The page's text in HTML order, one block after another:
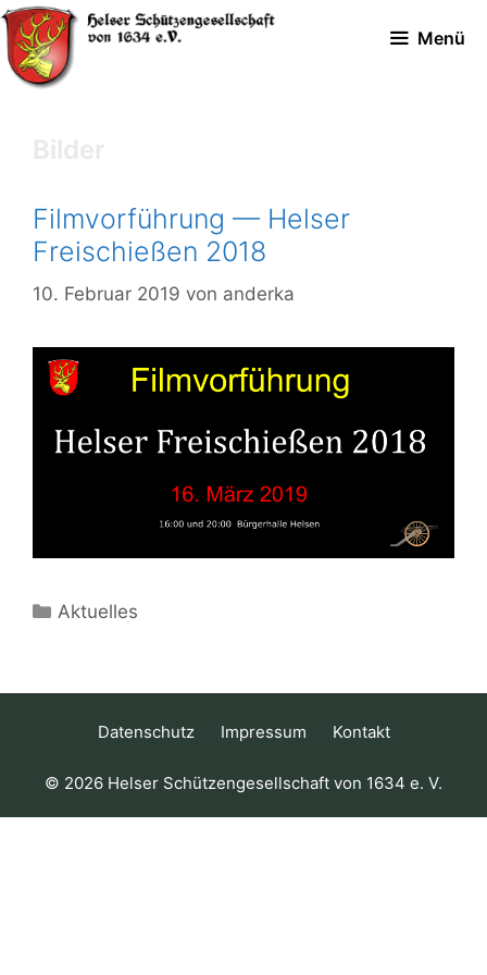
Zum
Inhalt
springen
Menü
Filmvorführung — Helser
Freischießen 2018
10. Februar 2019 von anderka
Kategorien
Aktuelles
Datenschutz Impressum Kontakt
© 2026 Helser Schützengesellschaft von 1634 e. V.